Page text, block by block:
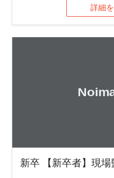
詳細
新卒 【新卒者】現